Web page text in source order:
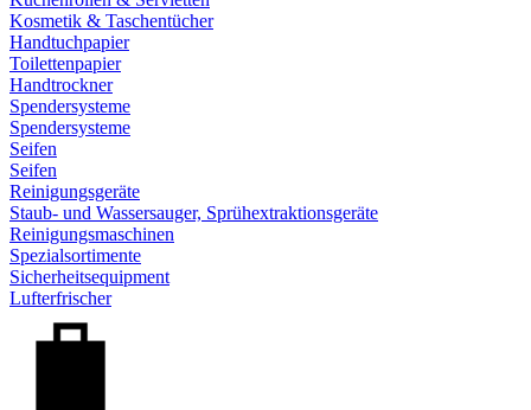
Kosmetik & Taschentücher
Handtuchpapier
Toilettenpapier
Handtrockner
Spendersysteme
Spendersysteme
Seifen
Seifen
Reinigungsgeräte
Staub- und Wassersauger, Sprühextraktionsgeräte
Reinigungsmaschinen
Spezialsortimente
Sicherheitsequipment
Lufterfrischer